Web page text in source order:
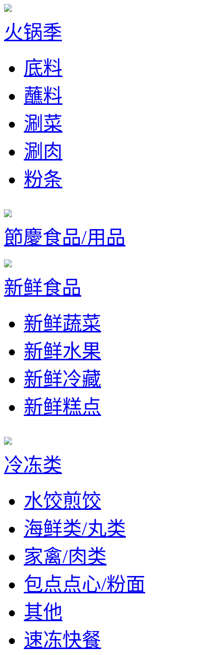
火锅季
底料
蘸料
涮菜
涮肉
粉条
節慶食品/用品
新鲜食品
新鲜蔬菜
新鲜水果
新鲜冷藏
新鲜糕点
冷冻类
水饺煎饺
海鲜类/丸类
家禽/肉类
包点点心/粉面
其他
速冻快餐